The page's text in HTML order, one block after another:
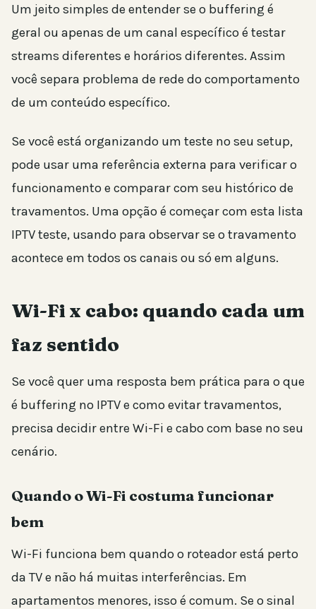
Um jeito simples de entender se o buffering é
geral ou apenas de um canal específico é testar
streams diferentes e horários diferentes. Assim
você separa problema de rede do comportamento
de um conteúdo específico.
Se você está organizando um teste no seu setup,
pode usar uma referência externa para verificar o
funcionamento e comparar com seu histórico de
travamentos. Uma opção é começar com esta lista
IPTV teste, usando para observar se o travamento
acontece em todos os canais ou só em alguns.
Wi-Fi x cabo: quando cada um
faz sentido
Se você quer uma resposta bem prática para o que
é buffering no IPTV e como evitar travamentos,
precisa decidir entre Wi-Fi e cabo com base no seu
cenário.
Quando o Wi-Fi costuma funcionar
bem
Wi-Fi funciona bem quando o roteador está perto
da TV e não há muitas interferências. Em
apartamentos menores, isso é comum. Se o sinal